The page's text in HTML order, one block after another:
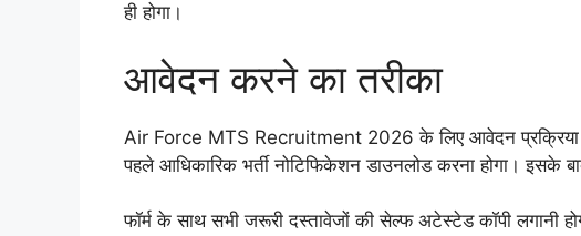
ही होगा।
आवेदन करने का तरीका
Air Force MTS Recruitment 2026 के लिए आवेदन प्रक्रिया
पहले आधिकारिक भर्ती नोटिफिकेशन डाउनलोड करना होगा। इसके
फॉर्म के साथ सभी जरूरी दस्तावेजों की सेल्फ अटेस्टेड कॉपी लगानी